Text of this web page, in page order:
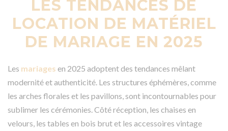
LES TENDANCES DE
LOCATION DE MATÉRIEL
DE MARIAGE EN 2025
Les mariages en 2025 adoptent des tendances mêlant
modernité et authenticité. Les structures éphémères, comme
les arches florales et les pavillons, sont incontournables pour
sublimer les cérémonies. Côté réception, les chaises en
velours, les tables en bois brut et les accessoires vintage